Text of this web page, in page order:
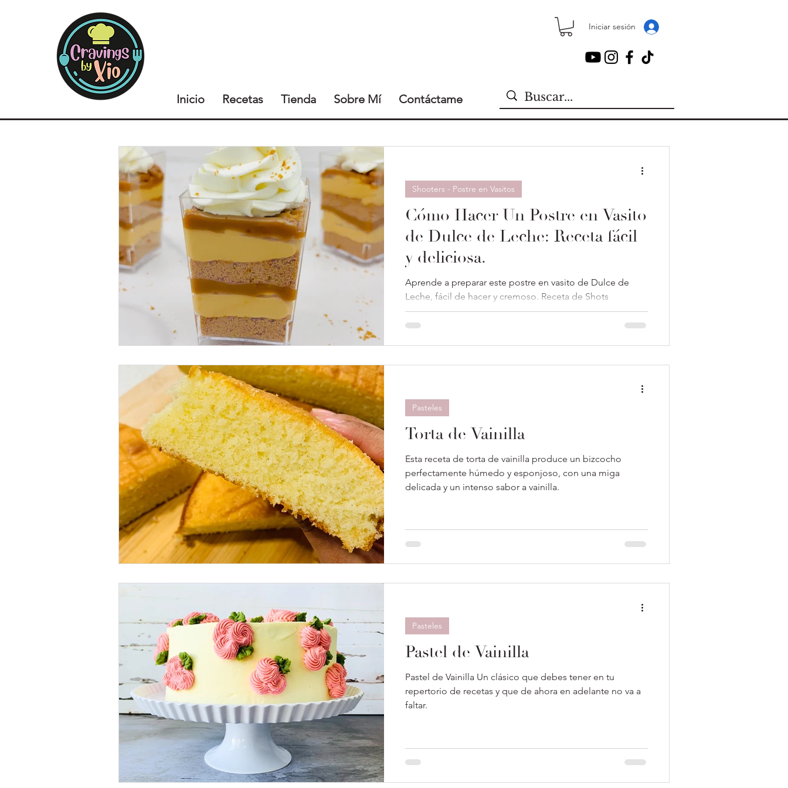
Inicio Recetas Tienda Sobre Mí Contáctame
Iniciar sesión
Cómo Hacer Un Postre en Vasito
de Dulce de Leche: Receta fácil
y deliciosa.
Aprende a preparar este postre en vasito de Dulce de
Leche, fácil de hacer y cremoso. Receta de Shots
deliciosos con video y ficha lista para impirimir.
Shooters - Postre en Vasitos
Torta de Vainilla
Esta receta de torta de vainilla produce un bizcocho
perfectamente húmedo y esponjoso, con una miga
delicada y un intenso sabor a vainilla.
Pasteles
Pastel de Vainilla
Pastel de Vainilla Un clásico que debes tener en tu
repertorio de recetas y que de ahora en adelante no va a
faltar.
Pasteles